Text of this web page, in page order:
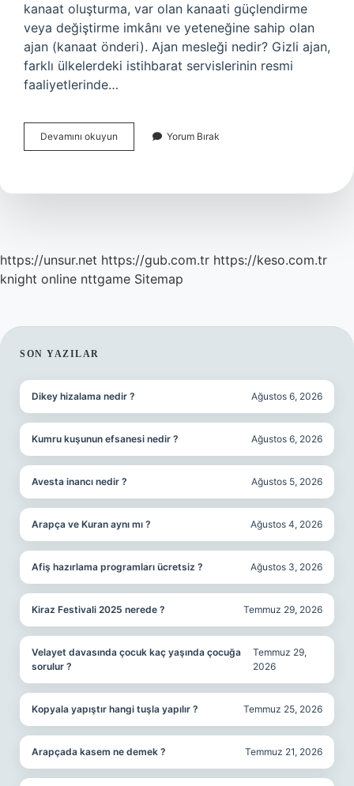
kanaat oluşturma, var olan kanaati güçlendirme
veya değiştirme imkânı ve yeteneğine sahip olan
ajan (kanaat önderi). Ajan mesleği nedir? Gizli ajan,
farklı ülkelerdeki istihbarat servislerinin resmi
faaliyetlerinde…
Devamını okuyun
Yapana
Yorum Bırak
https://unsur.net https://gub.com.tr https://keso.com.tr
knight online nttgame Sitemap
SIDEBAR
SON YAZILAR
Dikey hizalama nedir ? Ağustos 6, 2026
Kumru kuşunun efsanesi nedir ? Ağustos 6, 2026
Avesta inancı nedir ? Ağustos 5, 2026
Arapça ve Kuran aynı mı ? Ağustos 4, 2026
Afiş hazırlama programları ücretsiz ? Ağustos 3, 2026
Kiraz Festivali 2025 nerede ? Temmuz 29, 2026
Velayet davasında çocuk kaç yaşında çocuğa
sorulur ?
Temmuz 29,
2026
Kopyala yapıştır hangi tuşla yapılır ? Temmuz 25, 2026
Arapçada kasem ne demek ? Temmuz 21, 2026